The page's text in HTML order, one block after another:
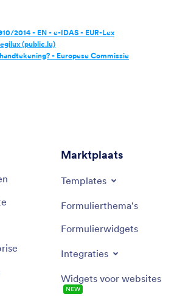
2014 - EN - e-IDAS - EUR-Lex
(public.lu)
- Europese Commissie
Marktplaats
Templates
Formulierthema's
Formulierwidgets
Integraties
Widgets voor websites
NEW